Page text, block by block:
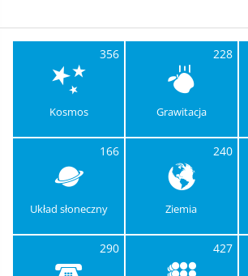
356
Kosmos
228
Grawitacja
166
Układ słoneczny
240
Ziemia
290 427